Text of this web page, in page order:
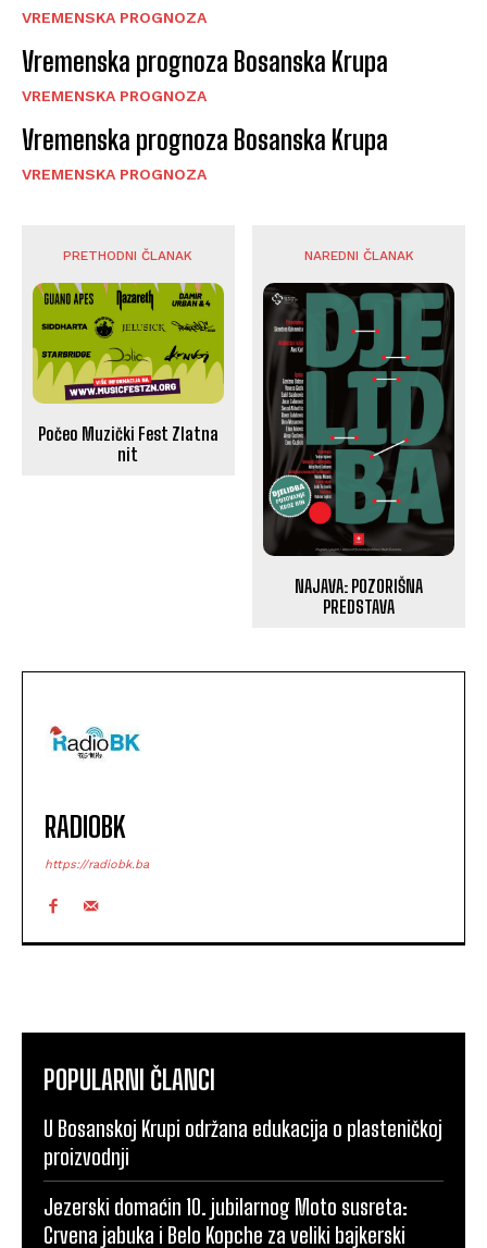
VREMENSKA PROGNOZA
Vremenska prognoza Bosanska Krupa
VREMENSKA PROGNOZA
Vremenska prognoza Bosanska Krupa
VREMENSKA PROGNOZA
PRETHODNI ČLANAK
Počeo Muzički Fest Zlatna
nit
NAREDNI ČLANAK
NAJAVA: POZORIŠNA
PREDSTAVA
RADIOBK
https://radiobk.ba
POPULARNI ČLANCI
U Bosanskoj Krupi održana edukacija o plasteničkoj
proizvodnji
Jezerski domaćin 10. jubilarnog Moto susreta:
Crvena jabuka i Belo Kopche za veliki bajkerski